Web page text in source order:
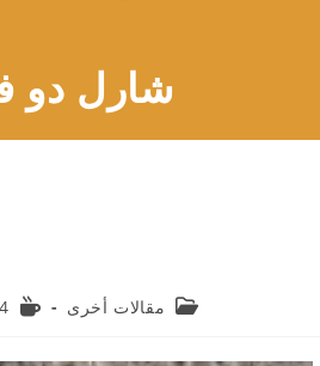
شارل دو
Post مقالات أخرى 4 mins read